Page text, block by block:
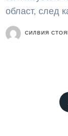
област, след
СИЛВИЯ